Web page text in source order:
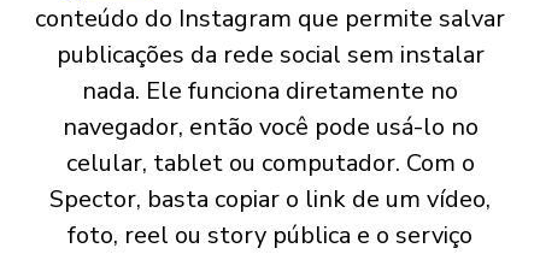
conteúdo do Instagram que permite salvar
publicações da rede social sem instalar
nada. Ele funciona diretamente no
navegador, então você pode usá-lo no
celular, tablet ou computador. Com o
Spector, basta copiar o link de um vídeo,
foto, reel ou story pública e o serviço